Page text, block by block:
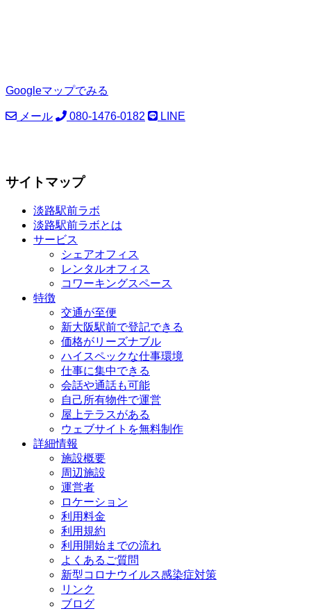
Googleマップでみる
メール 080-1476-0182 LINE
サイトマップ
淡路駅前ラボ
淡路駅前ラボとは
サービス
シェアオフィス
レンタルオフィス
コワーキングスペース
特徴
交通が至便
新大阪駅前で登記できる
価格がリーズナブル
ハイスペックな仕事環境
仕事に集中できる
会話や通話も可能
自己所有物件で運営
屋上テラスがある
ウェブサイトを無料制作
詳細情報
施設概要
周辺施設
運営者
ロケーション
利用料金
利用規約
利用開始までの流れ
よくあるご質問
新型コロナウイルス感染症対策
リンク
ブログ